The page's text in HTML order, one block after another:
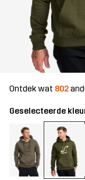
Ontdek wat 802
Geselecteerde